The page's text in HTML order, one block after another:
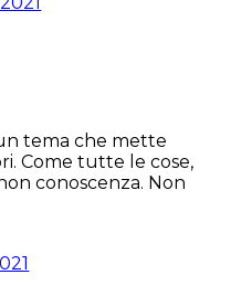
tema che mette
Come tutte le cose,
conoscenza. Non